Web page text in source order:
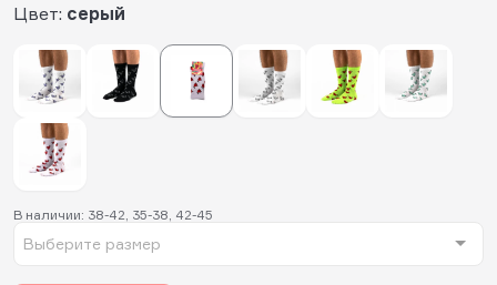
Цвет: серый
В наличии: 38-42, 35-38, 42-45
Выберите размер